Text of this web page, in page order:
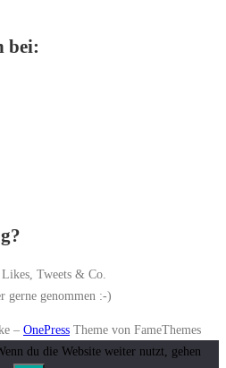
bei:
Tweets & Co.
gerne genommen :-)
– OnePress Theme von FameThemes
du die Website weiter nutzt, gehen